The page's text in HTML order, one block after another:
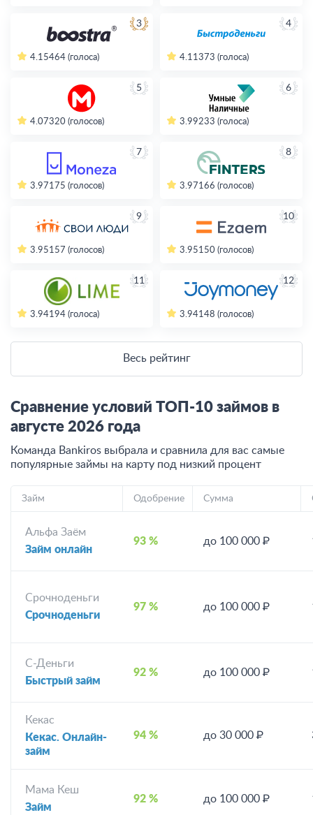
3
4.15464 (голоса)
4
4.11 373 (голоса)
5
4.07320 (голосов)
6
3.99233 (голоса)
7
3.97175 (голосов)
8
3.97166 (голосов)
9
3.95157 (голосов)
10
3.95150 (голосов)
11
3.94194 (голоса)
12
3.94148 (голосов)
Весь рейтинг
Сравнение условий ТОП-10 займов в
августе 2026 года
Команда Bankiros выбрала и сравнила для вас самые
популярные займы на карту под низкий процент
Займ Одобрение Сумма
Альфа Заём
Займ онлайн
93 % до 100 000 ₽
Срочноденьги
Срочноденьги
97 % до 100 000 ₽
С-Деньги
Быстрый займ
92 % до 100 000 ₽
Кекас
Кекас. Онлайн-
займ
94 % до 30 000 ₽
Мама Кеш
Займ
92 % до 100 000 ₽